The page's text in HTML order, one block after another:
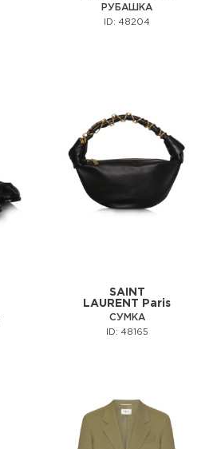
РУБАШКА
ID: 48204
SAINT
LAURENT Paris
СУМКА
ID: 48165